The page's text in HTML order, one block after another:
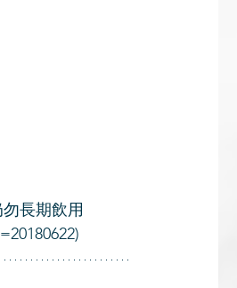
長期飲用